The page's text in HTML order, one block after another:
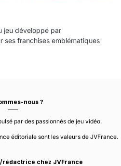
jeu développé par
ses franchises emblématiques
nous ?
par des passionnés de jeu vidéo.
éditoriale sont les valeurs de JVFrance.
chez JVFrance